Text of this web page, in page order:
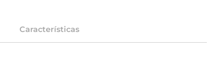
Características